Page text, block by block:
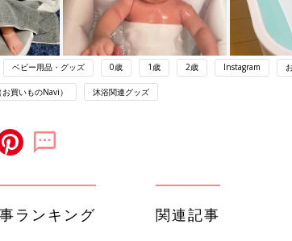
ベビー用品・グッズ 0歳 1歳 2歳 Instagram
買いものNavi） 沐浴関連グッズ
ランキング 関連記事